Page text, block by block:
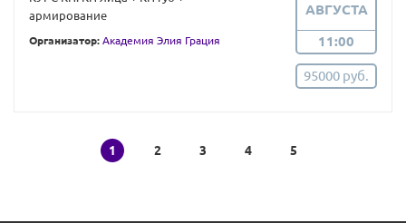
армирование
Организатор: Академия Элия Грация
АВГУСТА
11:00
95000 руб.
1 2 3 4 5